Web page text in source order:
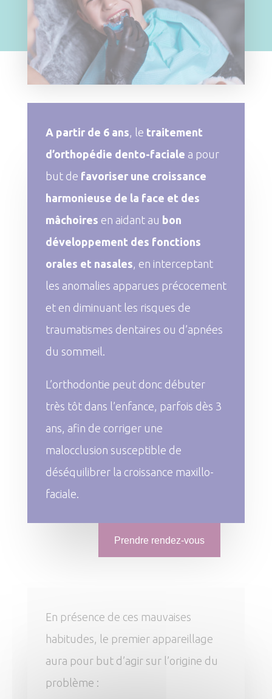
A partir de 6 ans , le traitement
d’orthopédie dento-faciale a pour
but de favoriser une croissance
harmonieuse de la face et des
mâchoires en aidant au bon
développement des fonctions
orales et nasales , en interceptant
les anomalies apparues précocement
et en diminuant les risques de
traumatismes dentaires ou d’apnées
du sommeil.
L’orthodontie peut donc débuter
très tôt dans l’enfance, parfois dès 3
ans, afin de corriger une
malocclusion susceptible de
déséquilibrer la croissance maxillo-
faciale.
Prendre rendez-vous
En présence de ces mauvaises
habitudes, le premier appareillage
aura pour but d’agir sur l’origine du
problème :